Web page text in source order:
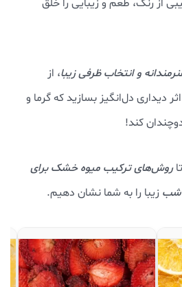
از رنگ، طعم و زیبایی را خلق
و انتخاب ظرفی زیبا، از
دل‌انگیز بسازید که گرما و
کند!
روش‌های ترکیب میوه خشک برای
شب زیبا را به شما نشان دهیم.